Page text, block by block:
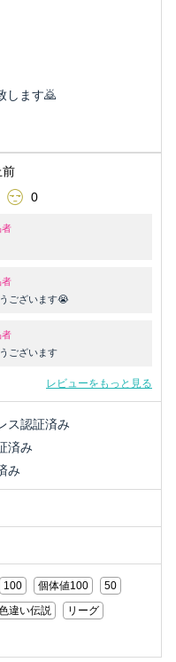
します🙇
前
0
者
者
ございます😭
者
ございます
レビューをもっと見る
ス認証済み
済み
み
100 個体値100
50
違い伝説
リーグ